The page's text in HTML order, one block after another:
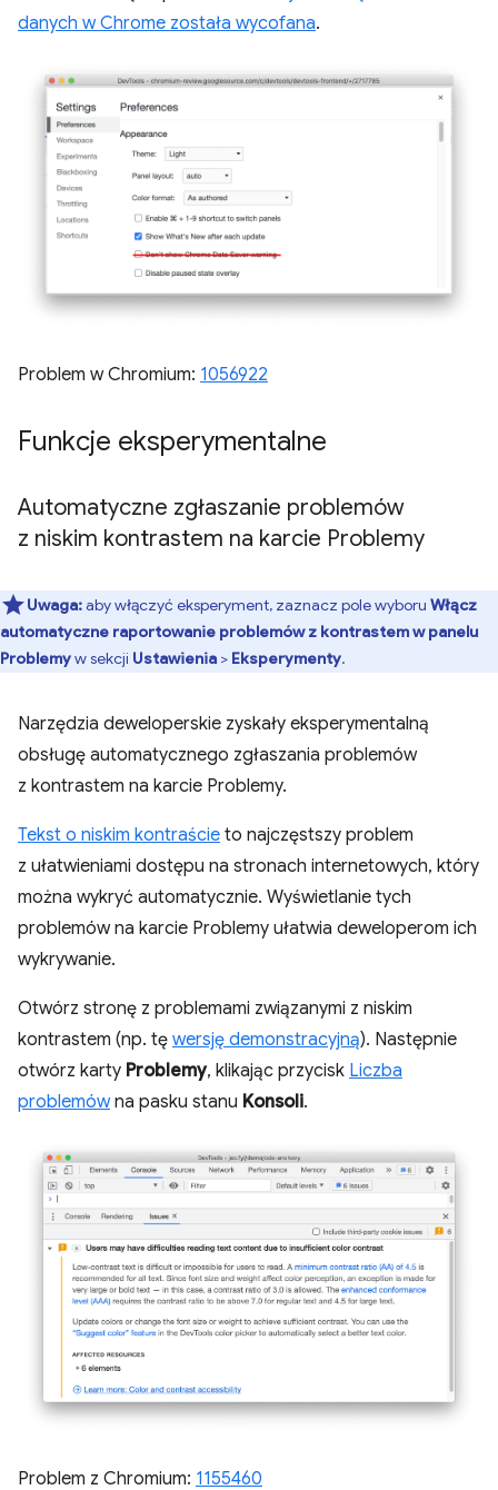
danych w Chrome została wycofana.
Problem w Chromium: 1056922
Funkcje eksperymentalne
Automatyczne zgłaszanie problemów
z niskim kontrastem na karcie Problemy
Uwaga:aby włączyć eksperyment, zaznacz pole wyboru Włącz
automatyczne raportowanie problemów z kontrastem w panelu
Problemyw sekcji Ustawienia > Eksperymenty.
Narzędzia deweloperskie zyskały eksperymentalną
obsługę automatycznego zgłaszania problemów
z kontrastem na karcie Problemy.
Tekst o niskim kontraście to najczęstszy problem
z ułatwieniami dostępu na stronach internetowych, który
można wykryć automatycznie. Wyświetlanie tych
problemów na karcie Problemy ułatwia deweloperom ich
wykrywanie.
Otwórz stronę z problemami związanymi z niskim
kontrastem (np. tę wersję demonstracyjną). Następnie
otwórz karty Problemy, klikając przycisk Liczba
problemówna pasku stanu Konsoli.
Problem z Chromium: 1155460